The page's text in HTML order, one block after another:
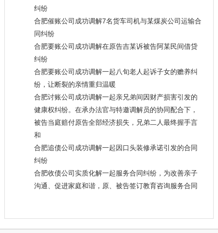
纠纷
合肥催账公司成功调解7名货车司机与某煤炭公司运输合
同纠纷
合肥要账公司成功调解在原告吉某诉被告阿某民间借贷
纠纷
合肥要账公司成功调解一起八旬老人起诉子女的赡养纠
纷，让断裂的亲情重归温暖
合肥讨账公司成功调解一起亲兄弟间因财产损害引发的
健康权纠纷。在承办法官与特邀调解员的协同配合下，
被告当庭赔付原告全部经济损失，兄弟二人最终握手言
和
合肥追债公司成功调解一起因口头装修承诺引发的合同
纠纷
合肥收债公司实质化解一起服务合同纠纷，为改善亲子
沟通、促进家庭和谐，原、被告签订教育咨询服务合同